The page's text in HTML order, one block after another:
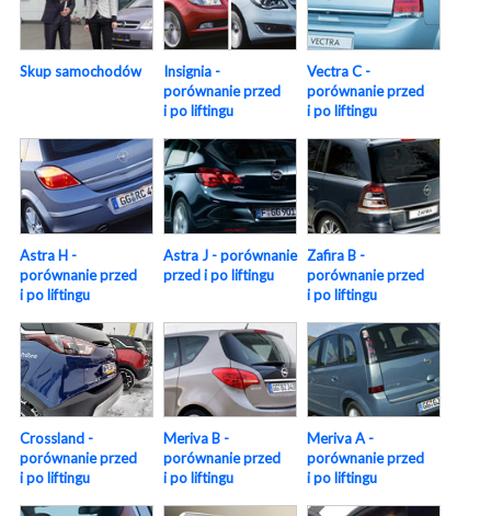
Skup samochodów
Insignia -
porównanie przed
i po liftingu
Vectra C -
porównanie przed
i po liftingu
Astra H -
porównanie przed
i po liftingu
Astra J - porównanie
przed i po liftingu
Zafira B -
porównanie przed
i po liftingu
Crossland -
porównanie przed
i po liftingu
Meriva B -
porównanie przed
i po liftingu
Meriva A -
porównanie przed
i po liftingu